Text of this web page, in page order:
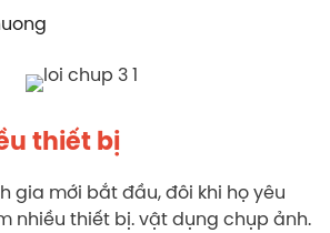
thiết bị
gia mới bắt đầu, đôi khi họ yêu
nhiều thiết bị. vật dụng chụp ảnh.